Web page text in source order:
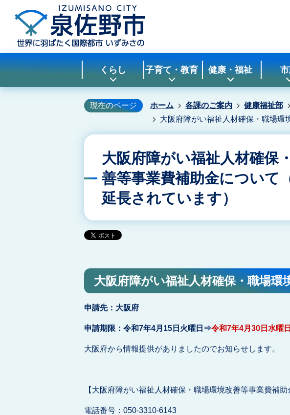
くらし 子育て・教育 健康・福祉
現在のページ ホーム 各課のご案内 健康福祉部
大阪府障がい福祉人材確保・職場環
大阪府障がい福祉人材確保
善等事業費補助金について
延長されています）
大阪府障がい福祉人材確保・職場環
申請先：大阪府
申請期限：令和7年4月15日火曜日⇒令和7年4月30日水曜日
大阪府から情報提供がありましたのでお知らせします。
【大阪府障がい福祉人材確保・職場環境改善等事業費補助
電話番号：050-3310-6143